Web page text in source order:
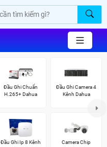
Đầu Ghi Chuẩn
H.265+ Dahua
Đầu Ghi Camera 4
Kênh Dahua
Đầu Ghi Ip 8 Kênh
Camera Chip